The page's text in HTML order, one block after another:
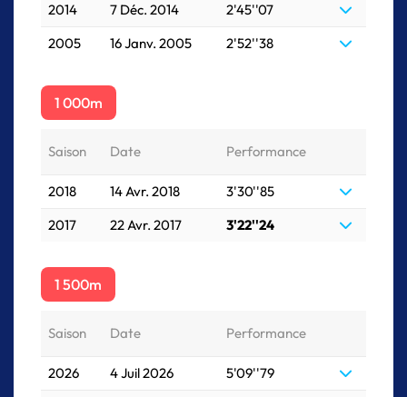
2014
7 Déc. 2014
2'45''07
2005
16 Janv. 2005 2'52''38
1 000m
Saison Date Performance
2018 14 Avr. 2018
3'30''85
2017
22 Avr. 2017 3'22''24
1 500m
Saison Date Performance
2026 4 Juil 2026
5'09''79